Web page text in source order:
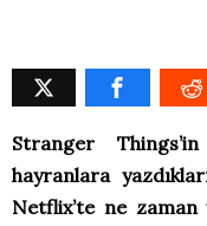
Stranger
hayranlara
Netflix’te ne zaman